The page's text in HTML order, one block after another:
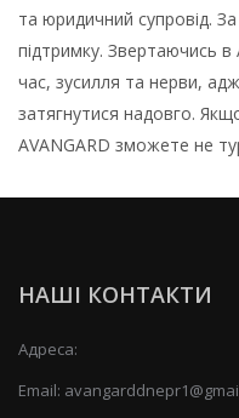
та юридичний супровід.
підтримку. Звертаючись
час, зусилля та нерви,
затягнутися надовго.
AVANGARD зможете не
НАШІ КОНТАКТИ
Адреса:
Email: